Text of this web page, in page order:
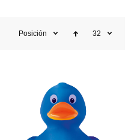
Posición 32